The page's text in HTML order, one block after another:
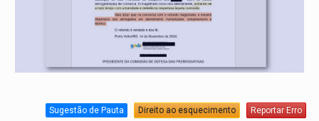
Sugestão de Pauta Direito ao esquecimento Reportar Erro